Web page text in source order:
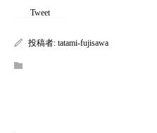
Tweet
投稿者: tatami-fujisawa